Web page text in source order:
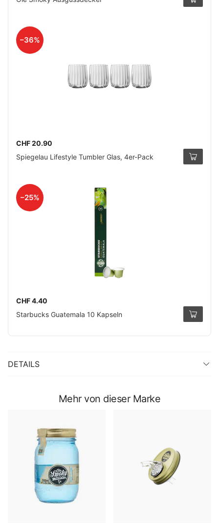
–36%
CHF 20.90
Spiegelau Lifestyle Tumbler Glas, 4er-Pack
–25%
CHF 4.40
Starbucks Guatemala 10 Kapseln
DETAILS
Mehr von dieser Marke